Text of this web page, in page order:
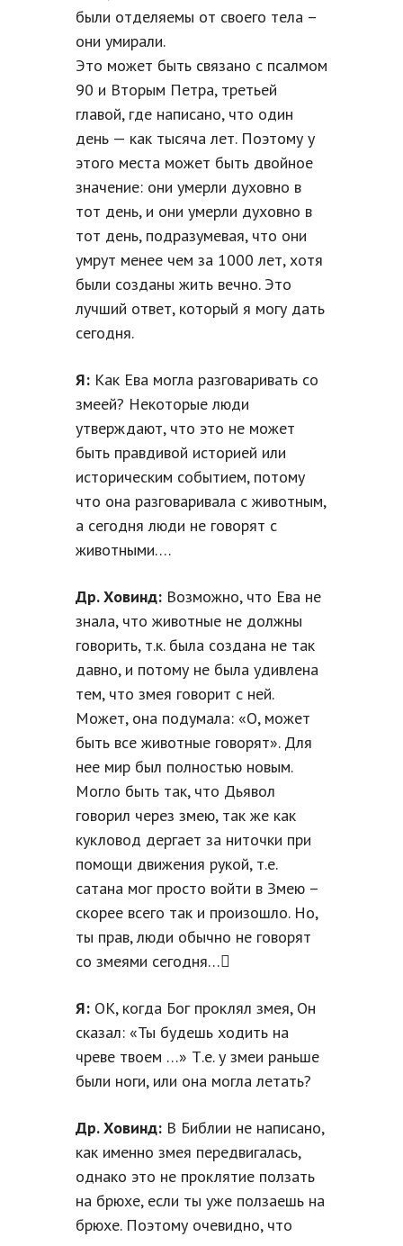
были отделяемы от своего тела –
они умирали.
Это может быть связано с псалмом
90 и Вторым Петра, третьей
главой, где написано, что один
день — как тысяча лет. Поэтому у
этого места может быть двойное
значение: они умерли духовно в
тот день, и они умерли духовно в
тот день, подразумевая, что они
умрут менее чем за 1000 лет, хотя
были созданы жить вечно. Это
лучший ответ, который я могу дать
сегодня.
Я: Как Ева могла разговаривать со
змеей? Некоторые люди
утверждают, что это не может
быть правдивой историей или
историческим событием, потому
что она разговаривала с животным,
а сегодня люди не говорят с
животными….
Др. Ховинд: Возможно, что Ева не
знала, что животные не должны
говорить, т.к. была создана не так
давно, и потому не была удивлена
тем, что змея говорит с ней.
Может, она подумала: «О, может
быть все животные говорят». Для
нее мир был полностью новым.
Могло быть так, что Дьявол
говорил через змею, так же как
кукловод дергает за ниточки при
помощи движения рукой, т.е.
сатана мог просто войти в Змею –
скорее всего так и произошло. Но,
ты прав, люди обычно не говорят
со змеями сегодня…
Я: ОК, когда Бог проклял змея, Он
сказал: «Ты будешь ходить на
чреве твоем …» Т.е. у змеи раньше
были ноги, или она могла летать?
Др. Ховинд: В Библии не написано,
как именно змея передвигалась,
однако это не проклятие ползать
на брюхе, если ты уже ползаешь на
брюхе. Поэтому очевидно, что